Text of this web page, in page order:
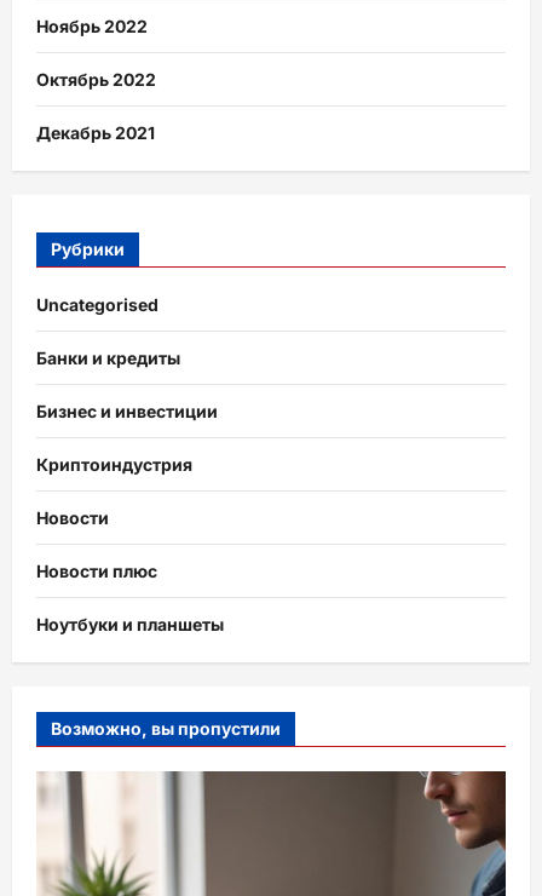
Ноябрь 2022
Октябрь 2022
Декабрь 2021
Рубрики
Uncategorised
Банки и кредиты
Бизнес и инвестиции
Криптоиндустрия
Новости
Новости плюс
Ноутбуки и планшеты
Возможно, вы пропустили